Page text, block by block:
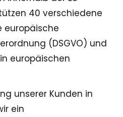
40 verschiedene
europäische
(DSGVO) und
europäischen
unserer Kunden in
ein